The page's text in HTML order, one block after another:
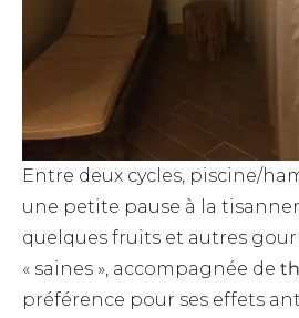
Entre deux cycles, piscine/
une petite pause à la
quelques fruits et autres
« saines », accompagnée de
préférence pour ses effets